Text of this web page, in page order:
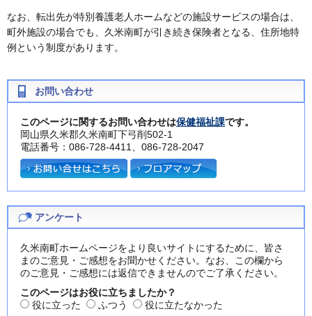
なお、転出先が特別養護老人ホームなどの施設サービスの場合は、
町外施設の場合でも、久米南町が引き続き保険者となる、住所地特
例という制度があります。
お問い合わせ
このページに関するお問い合わせは保健福祉課です。
岡山県久米郡久米南町下弓削502-1
電話番号：086-728-4411、086-728-2047
アンケート
久米南町ホームページをより良いサイトにするために、皆さ
まのご意見・ご感想をお聞かせください。なお、この欄から
のご意見・ご感想には返信できませんのでご了承ください。
このページはお役に立ちましたか？
役に立った
ふつう
役に立たなかった